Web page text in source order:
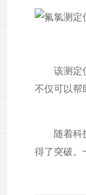
该测定仪
不仅可以帮
随着科技
得了突破。